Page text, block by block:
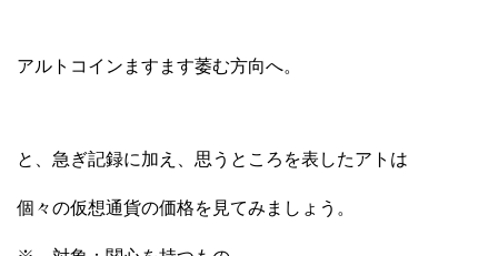
アルトコインますます萎む方向へ。
と、急ぎ記録に加え、思うところを表したアトは
個々の仮想通貨の価格を見てみましょう。